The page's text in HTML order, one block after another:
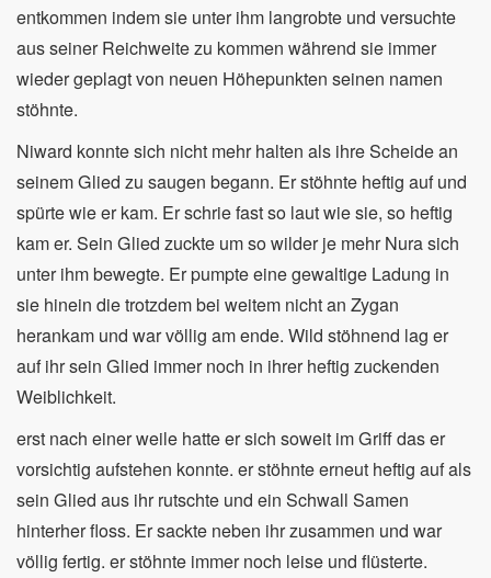
entkommen indem sie unter ihm langrobte und versuchte
aus seiner Reichweite zu kommen während sie immer
wieder geplagt von neuen Höhepunkten seinen namen
stöhnte.
Niward konnte sich nicht mehr halten als ihre Scheide an
seinem Glied zu saugen begann. Er stöhnte heftig auf und
spürte wie er kam. Er schrie fast so laut wie sie, so heftig
kam er. Sein Glied zuckte um so wilder je mehr Nura sich
unter ihm bewegte. Er pumpte eine gewaltige Ladung in
sie hinein die trotzdem bei weitem nicht an Zygan
herankam und war völlig am ende. Wild stöhnend lag er
auf ihr sein Glied immer noch in ihrer heftig zuckenden
Weiblichkeit.
erst nach einer weile hatte er sich soweit im Griff das er
vorsichtig aufstehen konnte. er stöhnte erneut heftig auf als
sein Glied aus ihr rutschte und ein Schwall Samen
hinterher floss. Er sackte neben ihr zusammen und war
völlig fertig. er stöhnte immer noch leise und flüsterte.